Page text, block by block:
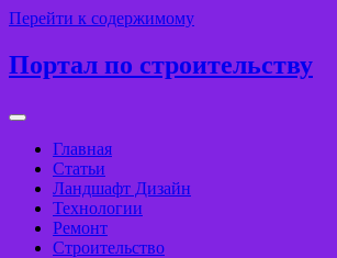
Перейти к содержимому
Портал по строительству
Главная
Статьи
Ландшафт Дизайн
Технологии
Ремонт
Строительство